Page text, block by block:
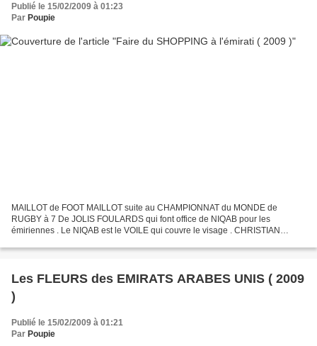
Publié le 15/02/2009 à 01:23
Par Poupie
MAILLOT de FOOT MAILLOT suite au CHAMPIONNAT du MONDE de
RUGBY à 7 De JOLIS FOULARDS qui font office de NIQAB pour les
émiriennes . Le NIQAB est le VOILE qui couvre le visage . CHRISTIAN
Les FLEURS des EMIRATS ARABES UNIS ( 2009
)
Publié le 15/02/2009 à 01:21
Par Poupie